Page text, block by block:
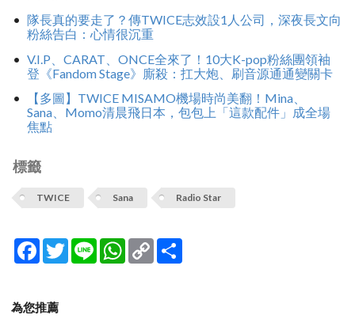
隊長真的要走了？傳TWICE志效設1人公司，深夜長文向
粉絲告白：心情很沉重
V.I.P、CARAT、ONCE全來了！10大K-pop粉絲團領袖
登《Fandom Stage》廝殺：扛大炮、刷音源通通變關卡
【多圖】TWICE MISAMO機場時尚美翻！Mina、
Sana、Momo清晨飛日本，包包上「這款配件」成全場
焦點
標籤
TWICE Sana Radio Star
Facebook
TwitterLine WhatsApp
Copy
Link
為您推薦